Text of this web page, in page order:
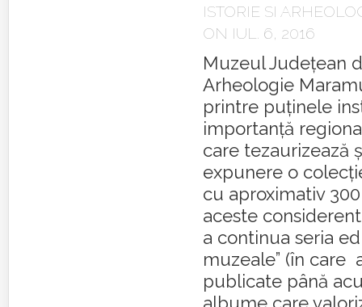
ISTORIE SI
ON IUL. 6, 2016
Muzeul Judeţean
Arheologie
printre puţinele
importanţă
care tezaurizează
expunere o
cu aproximativ
aceste
a continua seria
muzeale” (în care
publicate până